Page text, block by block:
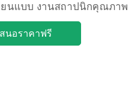
ยนแบบ งานสถาปนิกคุณภาพ
นอราคาฟรี